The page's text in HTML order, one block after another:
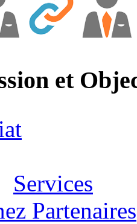
et
Services
Partenaires